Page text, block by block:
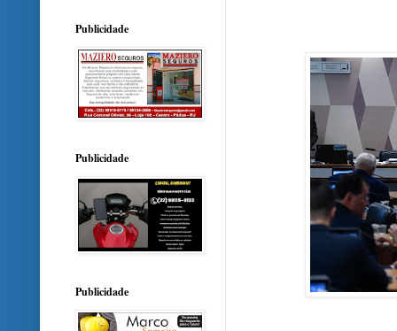
Publicidade
Publicidade
Publicidade